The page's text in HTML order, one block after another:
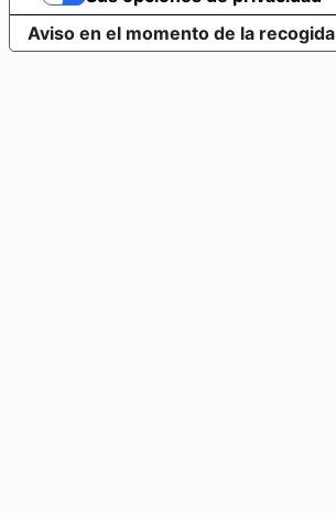
Aviso en el momento de la recogida